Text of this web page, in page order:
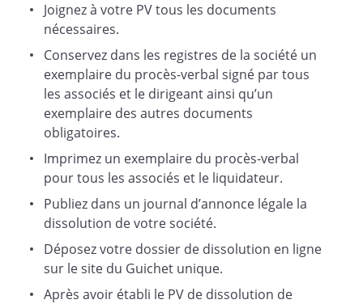
,
Fait à
Le ,
Nom(s) et Signature(s)
Joignez à votre PV tous les documents
nécessaires.
Conservez dans les registres de la société un
exemplaire du procès-verbal signé par tous
les associés et le dirigeant ainsi qu’un
exemplaire des autres documents
obligatoires.
Imprimez un exemplaire du procès-verbal
pour tous les associés et le liquidateur.
Publiez dans un journal d’annonce légale la
dissolution de votre société.
Déposez votre dossier de dissolution en ligne
sur le site du Guichet unique.
Après avoir établi le PV de dissolution de